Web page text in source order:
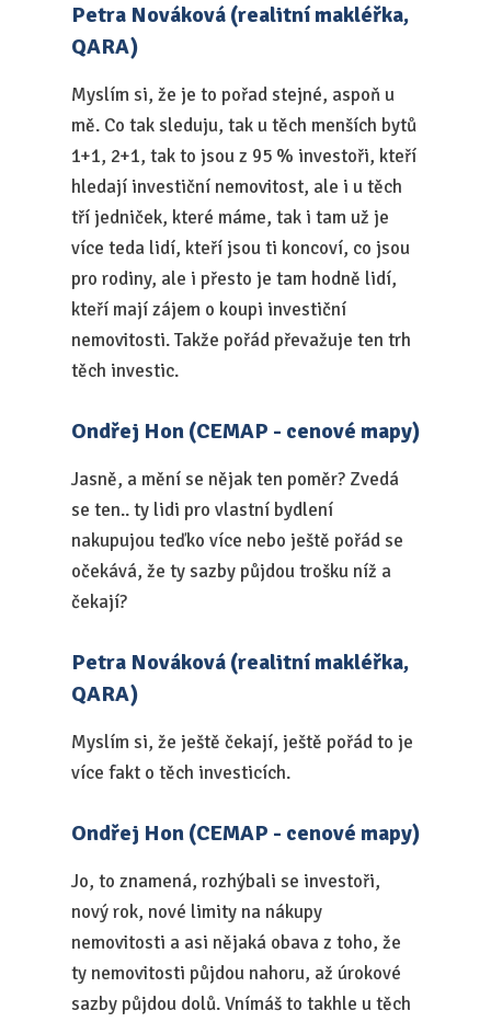
Petra Nováková (realitní makléřka,
QARA)
Myslím si, že je to pořad stejné, aspoň u
mě. Co tak sleduju, tak u těch menších bytů
1+1, 2+1, tak to jsou z 95 % investoři, kteří
hledají investiční nemovitost, ale i u těch
tří jedniček, které máme, tak i tam už je
více teda lidí, kteří jsou ti koncoví, co jsou
pro rodiny, ale i přesto je tam hodně lidí,
kteří mají zájem o koupi investiční
nemovitosti. Takže pořád převažuje ten trh
těch investic.
Ondřej Hon (CEMAP - cenové mapy)
Jasně, a mění se nějak ten poměr? Zvedá
se ten.. ty lidi pro vlastní bydlení
nakupujou teďko více nebo ještě pořád se
očekává, že ty sazby půjdou trošku níž a
čekají?
Petra Nováková (realitní makléřka,
QARA)
Myslím si, že ještě čekají, ještě pořád to je
více fakt o těch investicích.
Ondřej Hon (CEMAP - cenové mapy)
Jo, to znamená, rozhýbali se investoři,
nový rok, nové limity na nákupy
nemovitosti a asi nějaká obava z toho, že
ty nemovitosti půjdou nahoru, až úrokové
sazby půjdou dolů. Vnímáš to takhle u těch